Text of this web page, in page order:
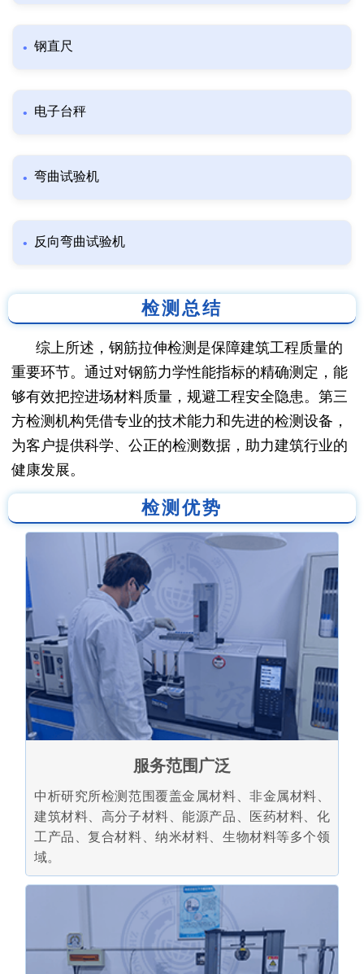
钢直尺
电子台秤
弯曲试验机
反向弯曲试验机
检测总结
综上所述，钢筋拉伸检测是保障建筑工程质量的
重要环节。通过对钢筋力学性能指标的精确测定，能
够有效把控进场材料质量，规避工程安全隐患。第三
方检测机构凭借专业的技术能力和先进的检测设备，
为客户提供科学、公正的检测数据，助力建筑行业的
健康发展。
检测优势
服务范围广泛
中析研究所检测范围覆盖金属材料、非金属材料、
建筑材料、高分子材料、能源产品、医药材料、化
工产品、复合材料、纳米材料、生物材料等多个领
域。